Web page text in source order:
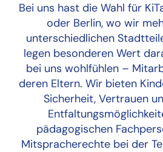
Bei uns hast die Wahl für
oder Berlin, wo wir
unterschiedlichen
legen besonderen Wert
bei uns wohlfühlen –
deren Eltern. Wir bieten
Sicherheit, Vertrauen
pädagogischen
Mitspracherechte bei der